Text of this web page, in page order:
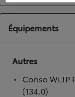
Équipements
Autres
Conso
(134.0)